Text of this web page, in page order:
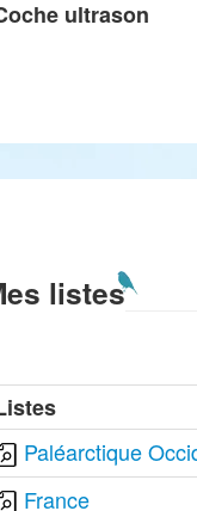
ultrason
listes
Paléarctique
France